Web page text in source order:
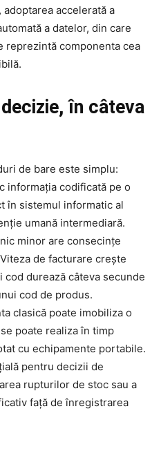
accelerată a
a datelor, din care
reprezintă componenta cea
în câteva
de bare este simplu:
informația codificată pe o
în sistemul informatic al
umană intermediară.
minor are consecințe
de facturare crește
durează câteva secunde
cod de produs.
clasică poate imobiliza o
poate realiza în timp
cu echipamente portabile.
pentru decizii de
rupturilor de stoc sau a
față de înregistrarea